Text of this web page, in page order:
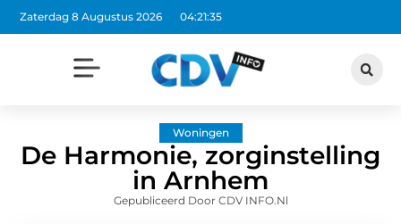
Zaterdag 8 Augustus 2026 04:21:36
Woningen
De Harmonie, zorginstelling
in Arnhem
Gepubliceerd Door CDV INFO.nl